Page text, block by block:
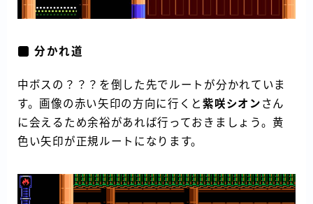
分かれ道
中ボスの？？？を倒した先でルートが分かれていま
す。画像の赤い矢印の方向に行くと紫咲シオン さん
に会えるため余裕があれば行っておきましょう。黄
色い矢印が正規ルートになります。